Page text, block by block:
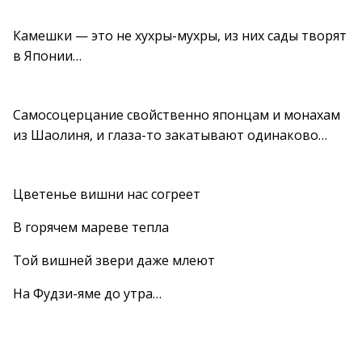
Камешки — это не хухры-мухры, из них сады творят
в Японии…
Самосоцерцание свойственно японцам и монахам
из Шаолиня, и глаза-то закатывают одинаково…
Цветенье вишни нас согреет
В горячем мареве тепла
Той вишней звери даже млеют
На Фудзи-яме до утра…